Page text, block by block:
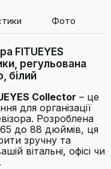
Фото
FITUEYES
регульована
білий
Collector – це
для організації
Розроблена
65 до 88 дюймів, ця
зручну та
вітальні, офісі чи